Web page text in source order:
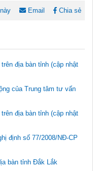
Email Chia sẻ
địa bàn tỉnh (cập nhật
của Trung tâm tư vấn
địa bàn tỉnh (cập nhật
định số 77/2008/NĐ-CP
bàn tỉnh Đắk Lắk
trong đánh giá Nông
lao động năm